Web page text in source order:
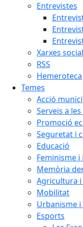
Entrevistes
Xarxes
RSS
Hemeroteca
Temes
Acció
Serveis a
Promoció
Seguretat i
Educació
Feminisme
Memòria
Agricultura
Mobilitat
Urbanisme
Esports